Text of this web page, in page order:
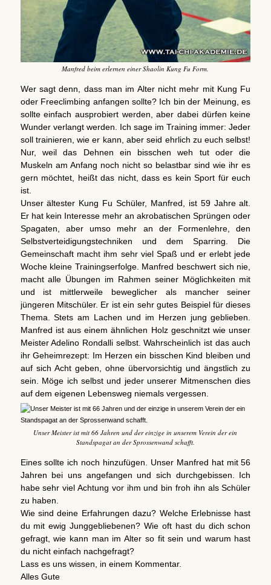
Manfred beim erlernen einer Shaolin Kung Fu Form.
Wer sagt denn, dass man im Alter nicht mehr mit Kung Fu
oder Freeclimbing anfangen sollte? Ich bin der Meinung, es
sollte einfach ausprobiert werden, aber dabei dürfen keine
Wunder verlangt werden. Ich sage im Training immer: Jeder
soll trainieren, wie er kann, aber seid ehrlich zu euch selbst!
Nur, weil das Dehnen ein bisschen weh tut oder die
Muskeln am Anfang noch nicht so belastbar sind wie ihr es
gern möchtet, heißt das nicht, dass es kein Sport für euch
ist.
Unser ältester Kung Fu Schüler, Manfred, ist 59 Jahre alt.
Er hat kein Interesse mehr an akrobatischen Sprüngen oder
Spagaten, aber umso mehr an der Formenlehre, den
Selbstverteidigungstechniken und dem Sparring. Die
Gemeinschaft macht ihm sehr viel Spaß und er erlebt jede
Woche kleine Trainingserfolge. Manfred beschwert sich nie,
macht alle Übungen im Rahmen seiner Möglichkeiten mit
und ist mittlerweile beweglicher als mancher seiner
jüngeren Mitschüler. Er ist ein sehr gutes Beispiel für dieses
Thema. Stets am Lachen und im Herzen jung geblieben.
Manfred ist aus einem ähnlichen Holz geschnitzt wie unser
Meister Adelino Rondalli selbst. Wahrscheinlich ist das auch
ihr Geheimrezept: Im Herzen ein bisschen Kind bleiben und
auf sich Acht geben, ohne übervorsichtig und ängstlich zu
sein. Möge ich selbst und jeder unserer Mitmenschen dies
auf dem eigenen Lebensweg niemals vergessen.
Unser Meister ist mit 66 Jahren und der einzige in unserem Verein der ein
Standspagat an der Sprossenwand schafft.
Eines sollte ich noch hinzufügen. Unser Manfred hat mit 56
Jahren bei uns angefangen und sich durchgebissen. Ich
habe sehr viel Achtung vor ihm und bin froh ihn als Schüler
zu haben.
Wie sind deine Erfahrungen dazu? Welche Erlebnisse hast
du mit ewig Junggebliebenen? Wie oft hast du dich schon
gefragt, wie kann man im Alter so fit sein und warum hast
du nicht einfach nachgefragt?
Lass es uns wissen, in einem Kommentar.
Alles Gute